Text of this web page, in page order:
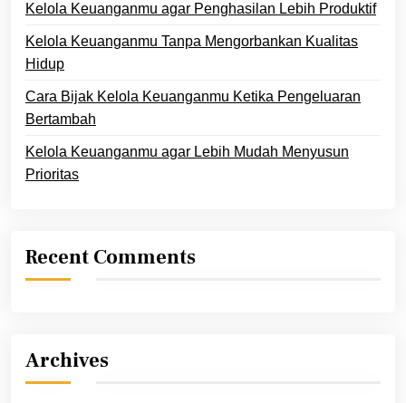
Kelola Keuanganmu agar Penghasilan Lebih Produktif
Kelola Keuanganmu Tanpa Mengorbankan Kualitas
Hidup
Cara Bijak Kelola Keuanganmu Ketika Pengeluaran
Bertambah
Kelola Keuanganmu agar Lebih Mudah Menyusun
Prioritas
Recent Comments
Archives